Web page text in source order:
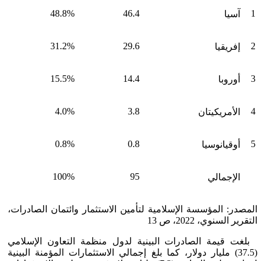
1 آسيا 46.4
48.8%
2 إفريقيا 29.6
31.2%
3 أوروبا 14.4
15.5%
4 الأمريكيتان 3.8
4.0%
5 أوقيانوسيا 0.8
0.8%
الإجمالي 95
100%
المصدر: المؤسسة الإسلامية لتأمين الاستثمار وائتمان الصادرات،
التقرير السنوي، 2022، ص 13
بلغت قيمة الصادرات البينية لدول منظمة التعاون الإسلامي
(37.5) مليار دولار، كما بلغ إجمالي الاستثمارات المؤمنة البينية